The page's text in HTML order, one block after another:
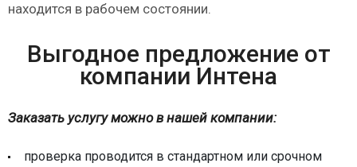
находится в рабочем состоянии.
Выгодное предложение от
компании Интена
Заказать услугу можно в нашей компании:
проверка проводится в стандартном или срочном